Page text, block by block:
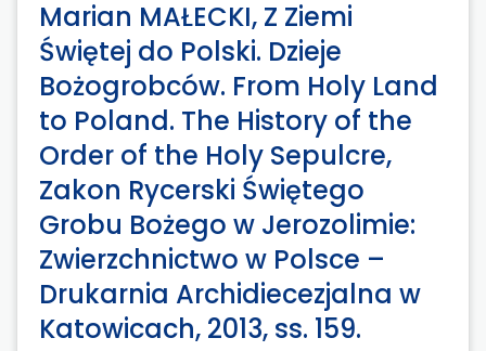
Marian MAŁECKI, Z Ziemi
Świętej do Polski. Dzieje
Bożogrobców. From Holy Land
to Poland. The History of the
Order of the Holy Sepulcre,
Zakon Rycerski Świętego
Grobu Bożego w Jerozolimie:
Zwierzchnictwo w Polsce –
Drukarnia Archidiecezjalna w
Katowicach, 2013, ss. 159.